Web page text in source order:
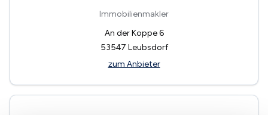
Immobilienmakler
An der Koppe 6
53547 Leubsdorf
zum Anbieter